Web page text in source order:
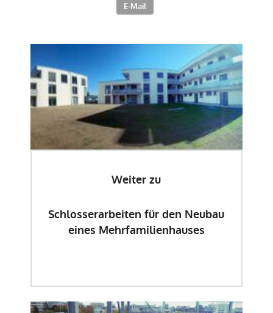
E-Mail
Weiter zu
Schlosserarbeiten für den Neubau
eines Mehrfamilienhauses